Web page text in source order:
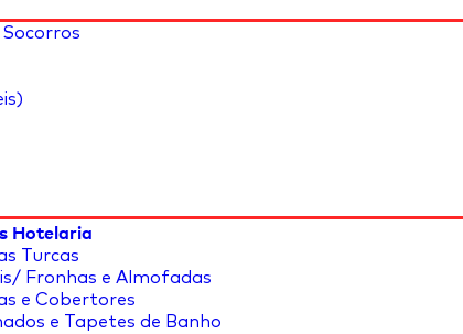
Hotelaria
Turcas
Fronhas e Almofadas
e Cobertores
e Tapetes de Banho